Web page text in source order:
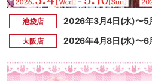
池袋店 2026年3月4日(水)〜5
大阪店 2026年4月8日(水)〜6